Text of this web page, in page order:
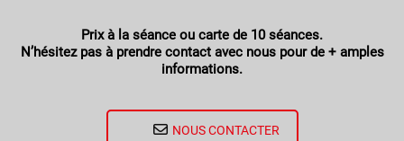
Prix à la séance ou carte de 10 séances.
N’hésitez pas à prendre contact avec nous pour de + amples
informations.
NOUS CONTACTER